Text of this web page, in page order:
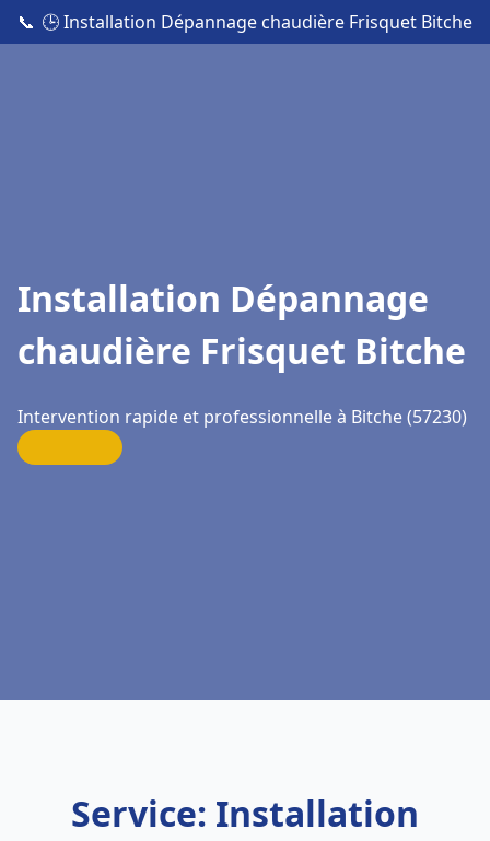
📞 🕒 Installation Dépannage chaudière Frisquet Bitche
Installation Dépannage
chaudière Frisquet Bitche
Intervention rapide et professionnelle à Bitche (57230)
Service: Installation